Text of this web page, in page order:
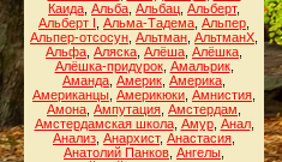
Каида Альба Альбац Альберт,
Альберт I Альма-Тадема Альпер
Альпер-отсосун Альтман АльтманХ
Альфа Аляска Алёша Алёшка
Алёшка-придурок, Амальрик,
Аманда Америк Америка
Американцы Америкюки Амнистия
Амона Ампутация Амстердам
Амстердамская школа, Амур, Анал,
Анализ Анархист, Анастасия
Анатолий Панков Ангелы